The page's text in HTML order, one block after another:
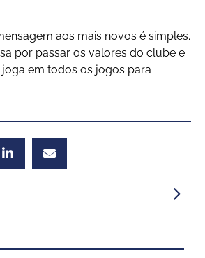
aos mais novos é simples.
por passar os valores do clube e
em todos os jogos para